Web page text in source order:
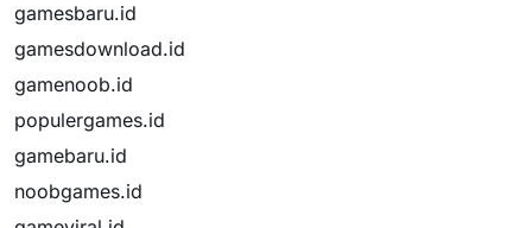
gamesbaru.id
gamesdownload.id
gamenoob.id
populergames.id
gamebaru.id
noobgames.id